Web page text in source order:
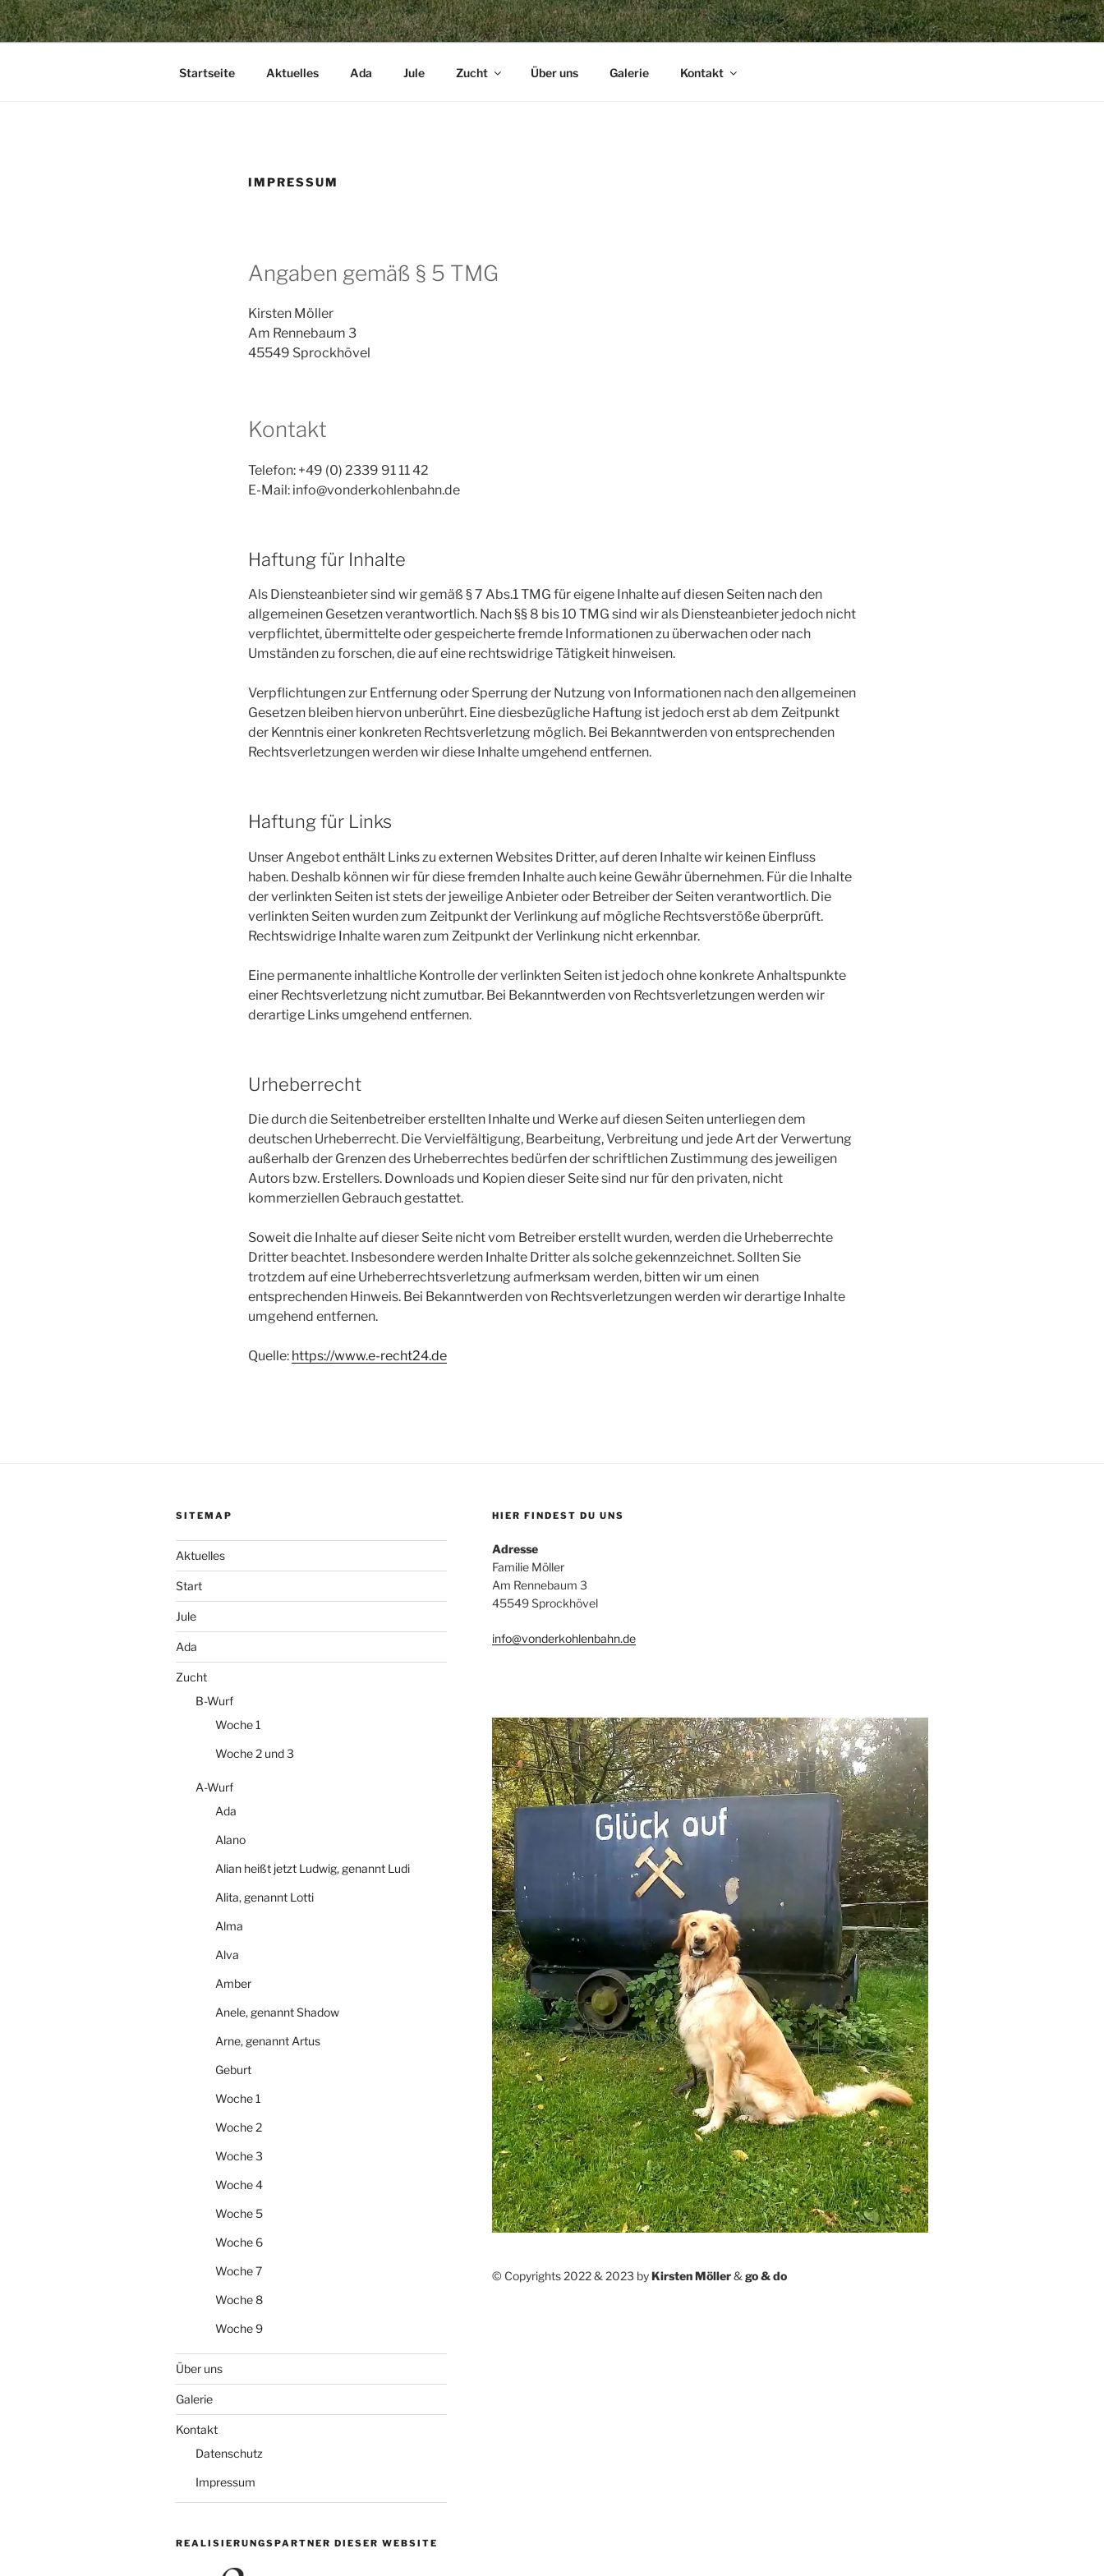
Startseite Aktuelles Ada Jule Zucht Über uns Galerie Kontakt
IMPRESSUM
Angaben gemäß § 5 TMG
Kirsten Möller
Am Rennebaum 3
45549 Sprockhövel
Kontakt
Telefon: +49 (0) 2339 91 11 42
E-Mail: info@vonderkohlenbahn.de
Haftung für Inhalte
Als Diensteanbieter sind wir gemäß § 7 Abs.1 TMG für eigene Inhalte auf diesen Seiten nach den
allgemeinen Gesetzen verantwortlich. Nach §§ 8 bis 10 TMG sind wir als Diensteanbieter jedoch nicht
verpflichtet, übermittelte oder gespeicherte fremde Informationen zu überwachen oder nach
Umständen zu forschen, die auf eine rechtswidrige Tätigkeit hinweisen.
Verpflichtungen zur Entfernung oder Sperrung der Nutzung von Informationen nach den allgemeinen
Gesetzen bleiben hiervon unberührt. Eine diesbezügliche Haftung ist jedoch erst ab dem Zeitpunkt
der Kenntnis einer konkreten Rechtsverletzung möglich. Bei Bekanntwerden von entsprechenden
Rechtsverletzungen werden wir diese Inhalte umgehend entfernen.
Haftung für Links
Unser Angebot enthält Links zu externen Websites Dritter, auf deren Inhalte wir keinen Einfluss
haben. Deshalb können wir für diese fremden Inhalte auch keine Gewähr übernehmen. Für die Inhalte
der verlinkten Seiten ist stets der jeweilige Anbieter oder Betreiber der Seiten verantwortlich. Die
verlinkten Seiten wurden zum Zeitpunkt der Verlinkung auf mögliche Rechtsverstöße überprüft.
Rechtswidrige Inhalte waren zum Zeitpunkt der Verlinkung nicht erkennbar.
Eine permanente inhaltliche Kontrolle der verlinkten Seiten ist jedoch ohne konkrete Anhaltspunkte
einer Rechtsverletzung nicht zumutbar. Bei Bekanntwerden von Rechtsverletzungen werden wir
derartige Links umgehend entfernen.
Urheberrecht
Die durch die Seitenbetreiber erstellten Inhalte und Werke auf diesen Seiten unterliegen dem
deutschen Urheberrecht. Die Vervielfältigung, Bearbeitung, Verbreitung und jede Art der Verwertung
außerhalb der Grenzen des Urheberrechtes bedürfen der schriftlichen Zustimmung des jeweiligen
Autors bzw. Erstellers. Downloads und Kopien dieser Seite sind nur für den privaten, nicht
kommerziellen Gebrauch gestattet.
Soweit die Inhalte auf dieser Seite nicht vom Betreiber erstellt wurden, werden die Urheberrechte
Dritter beachtet. Insbesondere werden Inhalte Dritter als solche gekennzeichnet. Sollten Sie
trotzdem auf eine Urheberrechtsverletzung aufmerksam werden, bitten wir um einen
entsprechenden Hinweis. Bei Bekanntwerden von Rechtsverletzungen werden wir derartige Inhalte
umgehend entfernen.
Quelle: https://www.e-recht24.de
SITEMAP
Aktuelles
Start
Jule
Ada
Zucht
B-Wurf
Woche 1
Woche 2 und 3
A-Wurf
Ada
Alano
Alian heißt jetzt Ludwig, genannt Ludi
Alita, genannt Lotti
Alma
Alva
Amber
Anele, genannt Shadow
Arne, genannt Artus
Geburt
Woche 1
Woche 2
Woche 3
Woche 4
Woche 5
Woche 6
Woche 7
Woche 8
Woche 9
Über uns
Galerie
Kontakt
Datenschutz
Impressum
REALISIERUNGSPARTNER DIESER WEBSITE
HIER FINDEST DU UNS
Adresse
Familie Möller
Am Rennebaum 3
45549 Sprockhövel
info@vonderkohlenbahn.de
© Copyrights 2022 & 2023 byKirsten Möller& go & do